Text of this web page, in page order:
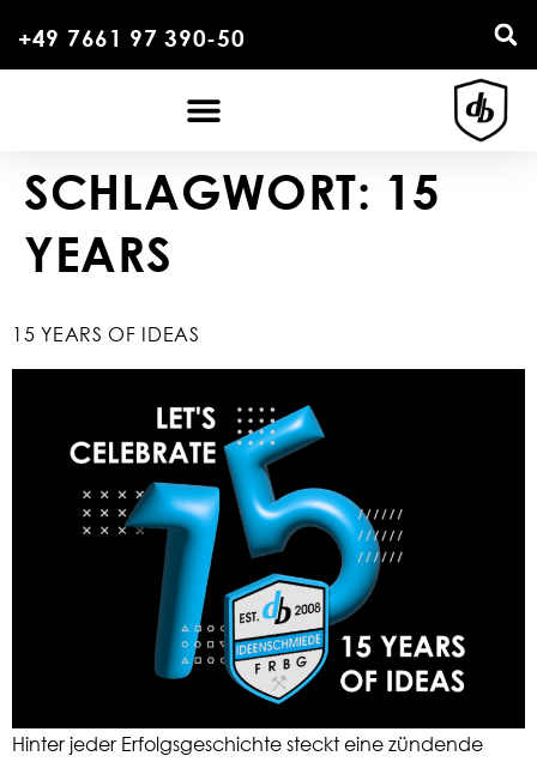
+49 7661 97 390-50
SCHLAGWORT: 15
YEARS
15 YEARS OF IDEAS
Hinter jeder Erfolgsgeschichte steckt eine zündende